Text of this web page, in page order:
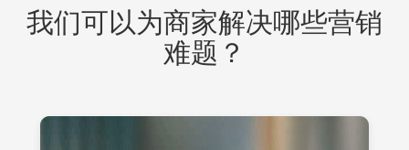
我们可以为商家解决哪些营销
难题？